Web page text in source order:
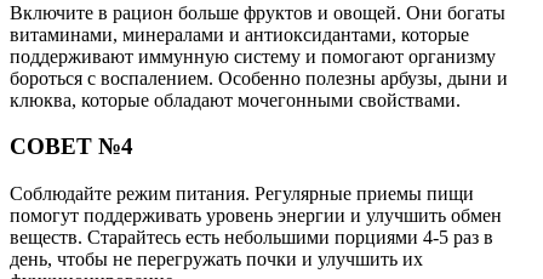
Включите в рацион больше фруктов и овощей. Они богаты
витаминами, минералами и антиоксидантами, которые
поддерживают иммунную систему и помогают организму
бороться с воспалением. Особенно полезны арбузы, дыни и
клюква, которые обладают мочегонными свойствами.
СОВЕТ №4
Соблюдайте режим питания. Регулярные приемы пищи
помогут поддерживать уровень энергии и улучшить обмен
веществ. Старайтесь есть небольшими порциями 4-5 раз в
день, чтобы не перегружать почки и улучшить их